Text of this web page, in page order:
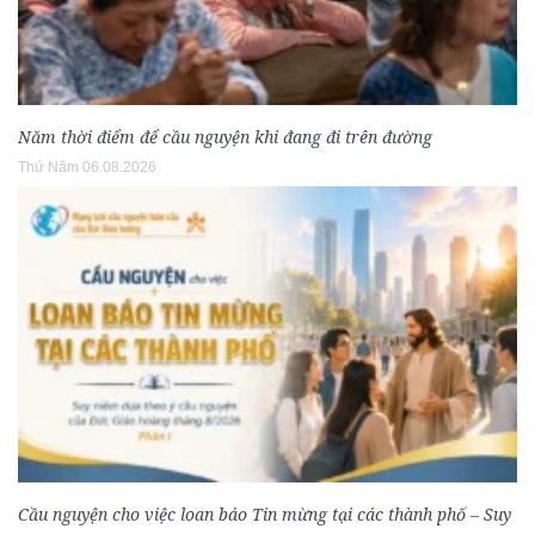
Năm thời điểm để cầu nguyện khi đang đi trên đường
Thứ Năm 06.08.2026
Cầu nguyện cho việc loan báo Tin mừng tại các thành phố – Suy